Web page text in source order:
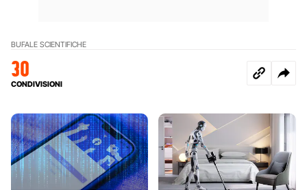
BUFALE SCIENTIFICHE
30
CONDIVISIONI